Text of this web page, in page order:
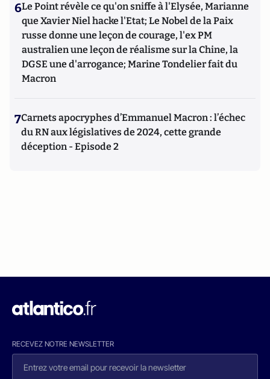
6Le Point révèle ce qu'on sniffe à l'Elysée, Marianne
que Xavier Niel hacke l'Etat; Le Nobel de la Paix
russe donne une leçon de courage, l'ex PM
australien une leçon de réalisme sur la Chine, la
DGSE une d'arrogance; Marine Tondelier fait du
Macron
7Carnets apocryphes d’Emmanuel Macron : l’échec
du RN aux législatives de 2024, cette grande
déception - Episode 2
RECEVEZ NOTRE NEWSLETTER